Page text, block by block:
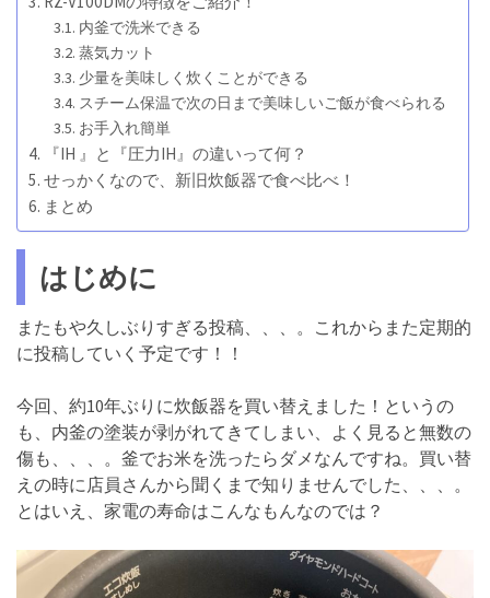
内釜で洗米できる
蒸気カット
少量を美味しく炊くことができる
スチーム保温で次の日まで美味しいご飯が食べられる
お手入れ簡単
『IH 』と『圧力IH』の違いって何？
せっかくなので、新旧炊飯器で食べ比べ！
まとめ
はじめに
またもや久しぶりすぎる投稿、、、。これからまた定期的
に投稿していく予定です！！
今回、約10年ぶりに炊飯器を買い替えました！というの
も、内釜の塗装が剥がれてきてしまい、よく見ると無数の
傷も、、、。釜でお米を洗ったらダメなんですね。買い替
えの時に店員さんから聞くまで知りませんでした、、、。
とはいえ、家電の寿命はこんなもんなのでは？